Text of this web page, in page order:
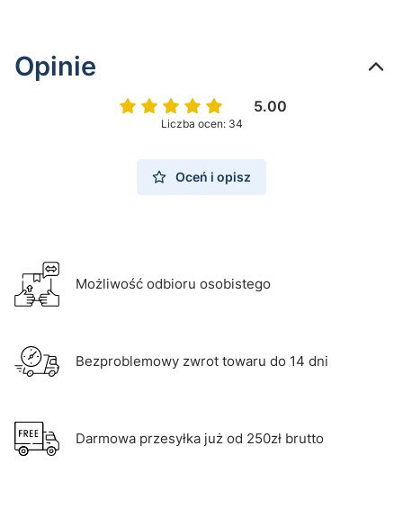
Opinie
5.00
Liczba ocen: 34
Oceń i opisz
Możliwość odbioru osobistego
Bezproblemowy zwrot towaru do 14 dni
Darmowa przesyłka już od 250zł brutto